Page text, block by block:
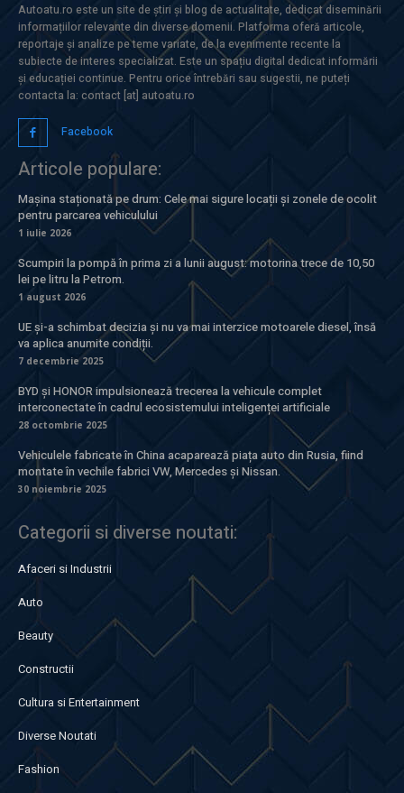
Autoatu.ro este un site de știri și blog de actualitate, dedicat diseminării
informațiilor relevante din diverse domenii. Platforma oferă articole,
reportaje și analize pe teme variate, de la evenimente recente la
subiecte de interes specializat. Este un spațiu digital dedicat informării
și educației continue. Pentru orice întrebări sau sugestii, ne puteți
contacta la: contact [at] autoatu.ro
Facebook
Articole populare:
Mașina staționată pe drum: Cele mai sigure locații și zonele de ocolit
pentru parcarea vehiculului
1 iulie 2026
Scumpiri la pompă în prima zi a lunii august: motorina trece de 10,50
lei pe litru la Petrom.
1 august 2026
UE și-a schimbat decizia și nu va mai interzice motoarele diesel, însă
va aplica anumite condiții.
7 decembrie 2025
BYD și HONOR impulsionează trecerea la vehicule complet
interconectate în cadrul ecosistemului inteligenței artificiale
28 octombrie 2025
Vehiculele fabricate în China acaparează piața auto din Rusia, fiind
montate în vechile fabrici VW, Mercedes și Nissan.
30 noiembrie 2025
Categorii si diverse noutati:
Afaceri si Industrii
Auto
Beauty
Constructii
Cultura si Entertainment
Diverse Noutati
Fashion